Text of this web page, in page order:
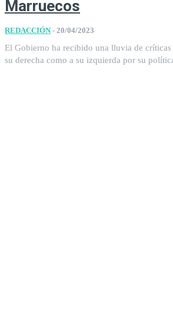
Marruecos
REDACCIÓN - 20/04/2023
El Gobierno ha recibido una lluvia de críticas
su derecha como a su izquierda por su